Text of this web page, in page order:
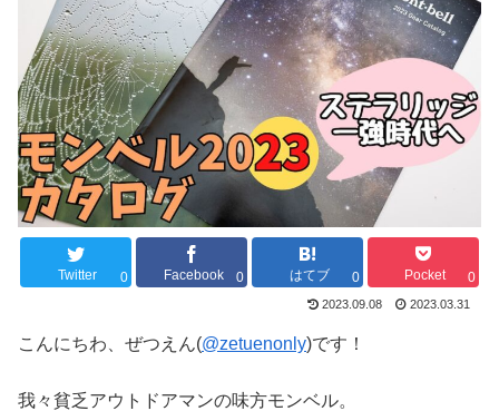
Twitter 0 Facebook 0 はてブ 0 Pocket 0
2023.09.08 2023.03.31
こんにちわ、ぜつえん(@zetuenonly)です！
我々貧乏アウトドアマンの味方モンベル。